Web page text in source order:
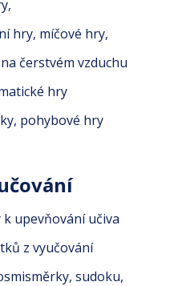
hry, míčové hry,
čerstvém vzduchu
hry
pohybové hry
upevňování učiva
z vyučování
sudoku,